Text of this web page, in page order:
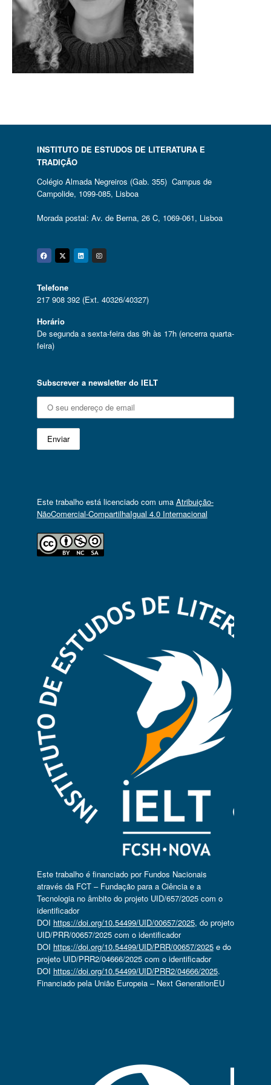
INSTITUTO DE ESTUDOS DE LITERATURA E
TRADIÇÃO
Colégio Almada Negreiros (Gab. 355) Campus de
Campolide, 1099-085, Lisboa
Morada postal: Av. de Berna, 26 C, 1069-061, Lisboa
Facebook
Twitter
Linkedin
Instagram
Telefone
217 908 392 (Ext. 40326/40327)
Horário
De segunda a sexta-feira das 9h às 17h (encerra quarta-
feira)
Subscrever a newsletter do IELT
Este trabalho está licenciado com uma Atribuição-
NãoComercial-CompartilhaIgual 4.0 Internacional
Este trabalho é financiado por Fundos Nacionais
através da FCT – Fundação para a Ciência e a
Tecnologia no âmbito do projeto UID/657/2025 com o
identificador
DOI https://doi.org/10.54499/UID/00657/2025, do projeto
UID/PRR/00657/2025 com o identificador
DOI https://doi.org/10.54499/UID/PRR/00657/2025e do
projeto UID/PRR2/04666/2025 com o identificador
DOI https://doi.org/10.54499/UID/PRR2/04666/2025.
Financiado pela União Europeia – Next GenerationEU